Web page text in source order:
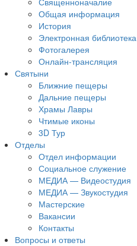
Общая информация
История
Электронная библиотека
Фотогалерея
Онлайн-трансляция
Святыни
Ближние пещеры
Дальние пещеры
Храмы Лавры
Чтимые иконы
3D Тур
Отделы
Отдел информации
Социальное служение
МЕДИА — Видеостудия
МЕДИА — Звукостудия
Мастерские
Вакансии
Контакты
Вопросы и ответы